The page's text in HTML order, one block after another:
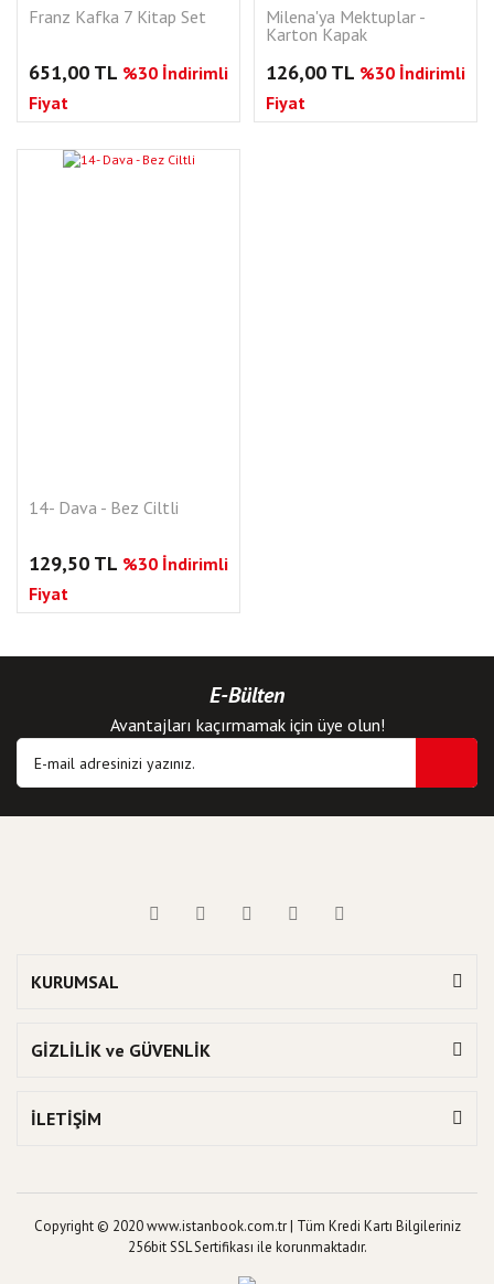
Franz Kafka 7 Kitap Set
651,00 TL %30 İndirimli
Fiyat
Milena'ya Mektuplar -
Karton Kapak
126,00 TL %30 İndirimli
Fiyat
14- Dava - Bez Ciltli
129,50 TL %30 İndirimli
Fiyat
E-Bülten
Avantajları kaçırmamak için üye olun!
KURUMSAL
GİZLİLİK ve GÜVENLİK
İLETİŞİM
Copyright © 2020 www.istanbook.com.tr | Tüm Kredi Kartı Bilgileriniz
256bit SSL Sertifikası ile korunmaktadır.